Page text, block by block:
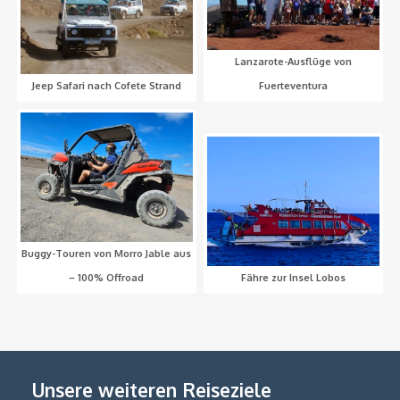
Jeep Safari nach Cofete Strand
Lanzarote-Ausflüge von
Fuerteventura
Buggy-Touren von Morro Jable aus
– 100% Offroad
Fähre zur Insel Lobos
Unsere weiteren Reiseziele